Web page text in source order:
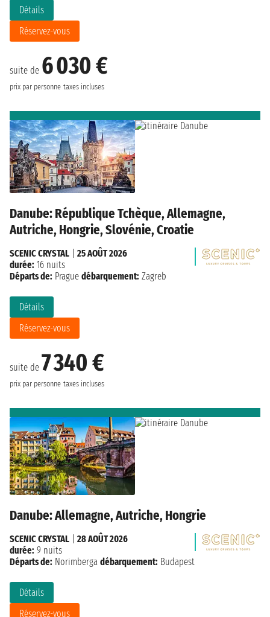
suite de 6 030 €
prix par personne taxes incluses
Détails
Réservez-vous
Danube: République Tchèque, Allemagne,
Autriche, Hongrie, Slovénie, Croatie
suite de 7 340 €
prix par personne taxes incluses
Détails
Réservez-vous
SCENIC CRYSTAL
25 AOÛT 2026
durée: 16 nuits
Départs de: Prague débarquement: Zagreb
Danube: Allemagne, Autriche, Hongrie
Détails
Réservez-vous
SCENIC CRYSTAL
28 AOÛT 2026
durée: 9 nuits
Départs de: Norimberga débarquement: Budapest